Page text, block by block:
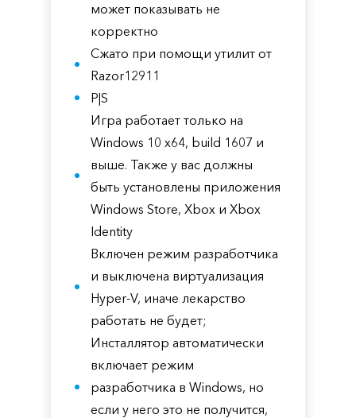
может показывать не
корректно
Сжато при помощи утилит от
Razor12911
P|S
Игра работает только на
Windows 10 x64, build 1607 и
выше. Также у вас должны
быть установлены приложения
Windows Store, Xbox и Xbox
Identity
Включен режим разработчика
и выключена виртуализация
Hyper-V, иначе лекарство
работать не будет;
Инсталлятор автоматически
включает режим
разработчика в Windows, но
если у него это не получится,